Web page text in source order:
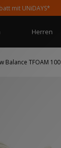
UNiDAYS*
Herren
Balance TFOAM 100